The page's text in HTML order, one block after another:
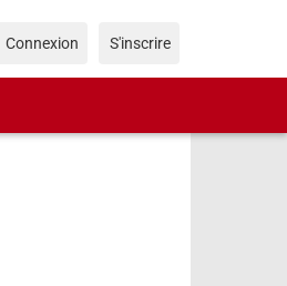
Connexion S'inscrire